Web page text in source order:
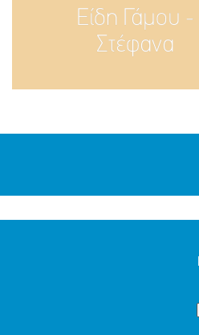
Είδη Γάμου -
Στέφανα